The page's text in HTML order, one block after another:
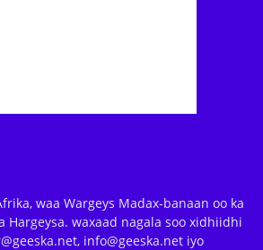
waa Wargeys Madax-banaan oo ka
Hargeysa. waxaad nagala soo xidhiidhi
info@geeska.net iyo